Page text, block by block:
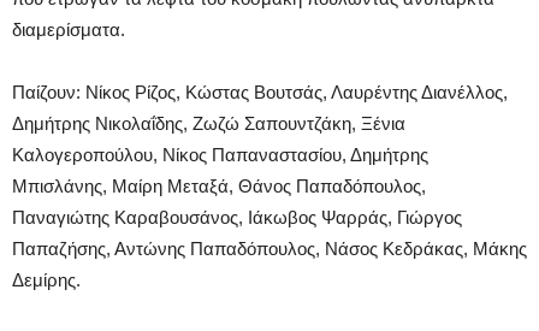
διαμερίσματα.
Παίζουν: Νίκος Ρίζος, Κώστας Βουτσάς, Λαυρέντης Διανέλλος,
Δημήτρης Νικολαΐδης, Ζωζώ Σαπουντζάκη, Ξένια
Καλογεροπούλου, Νίκος Παπαναστασίου, Δημήτρης
Μπισλάνης, Μαίρη Μεταξά, Θάνος Παπαδόπουλος,
Παναγιώτης Καραβουσάνος, Ιάκωβος Ψαρράς, Γιώργος
Παπαζήσης, Αντώνης Παπαδόπουλος, Νάσος Κεδράκας, Μάκης
Δεμίρης.